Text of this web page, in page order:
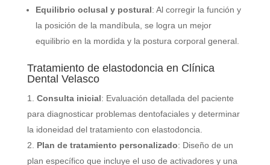
Equilibrio oclusal y postural: Al corregir la función y
la posición de la mandíbula, se logra un mejor
equilibrio en la mordida y la postura corporal general.
Tratamiento de elastodoncia en Clínica
Dental Velasco
Consulta inicial: Evaluación detallada del paciente
para diagnosticar problemas dentofaciales y determinar
la idoneidad del tratamiento con elastodoncia.
Plan de tratamiento personalizado: Diseño de un
plan específico que incluye el uso de activadores y una